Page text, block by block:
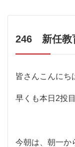
246 新任教
皆さんこんにち
早くも本日2投目
今朝は、朝一か